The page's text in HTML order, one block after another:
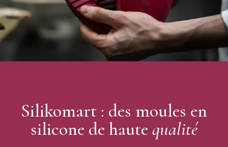
Silikomart : des moules en
silicone de hautequalité